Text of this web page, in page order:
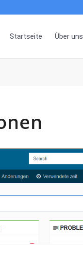
Startseite Über uns